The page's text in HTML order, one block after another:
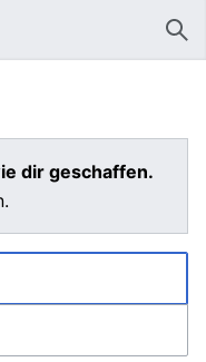
dir geschaffen.